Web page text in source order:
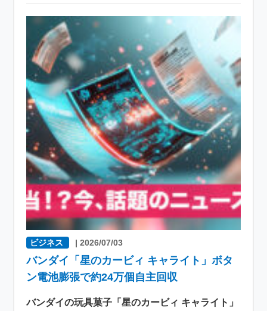
ビジネス |2026/07/03
バンダイ「星のカービィ キャライト」ボタ
ン電池膨張で約24万個自主回収
バンダイの玩具菓子「星のカービィ キャライト」